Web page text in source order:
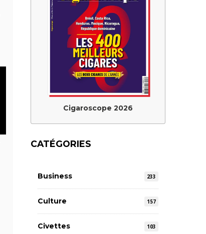
Cigaroscope 2026
CATÉGORIES
Business 233
Culture 157
Civettes 103